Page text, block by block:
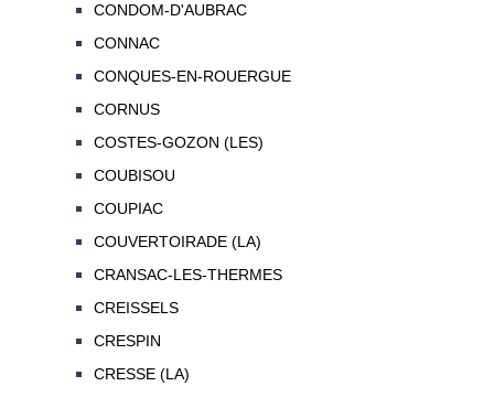
CONDOM-D'AUBRAC
CONNAC
CONQUES-EN-ROUERGUE
CORNUS
COSTES-GOZON (LES)
COUBISOU
COUPIAC
COUVERTOIRADE (LA)
CRANSAC-LES-THERMES
CREISSELS
CRESPIN
CRESSE (LA)